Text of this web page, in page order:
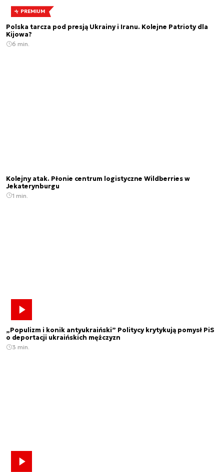
PREMIUM
Polska tarcza pod presją Ukrainy i Iranu. Kolejne Patrioty dla
Kijowa?
6 min.
Kolejny atak. Płonie centrum logistyczne Wildberries w
Jekaterynburgu
1 min.
„Populizm i konik antyukraiński” Politycy krytykują pomysł PiS
o deportacji ukraińskich mężczyzn
3 min.